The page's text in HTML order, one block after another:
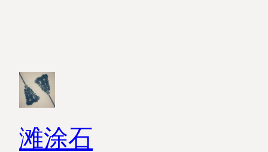
滩涂石